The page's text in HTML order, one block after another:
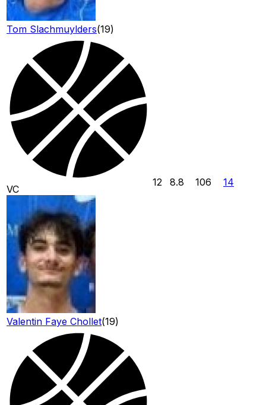
Tom Slachmuylders(19)
VC
Valentin Faye Chollet(19)
12 8.8 106 14